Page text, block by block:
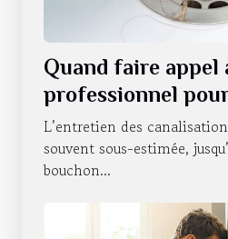
Quand faire appel
professionnel
débouchage de
Strasbourg ?
L’entretien des
souvent sous-estimée,
bouchon...